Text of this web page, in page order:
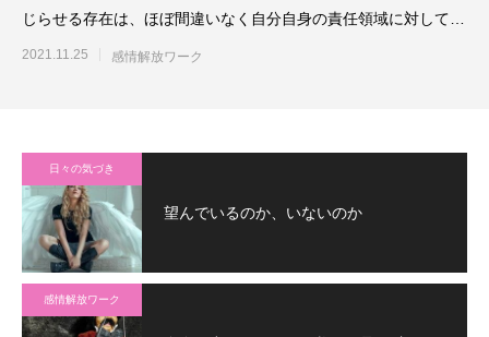
じらせる存在は、ほぼ間違いなく自分自身の責任領域に対して責
任を果たしていません。に
2021.11.25 感情解放ワーク
日々の気づき
望んでいるのか、いないのか
感情解放ワーク